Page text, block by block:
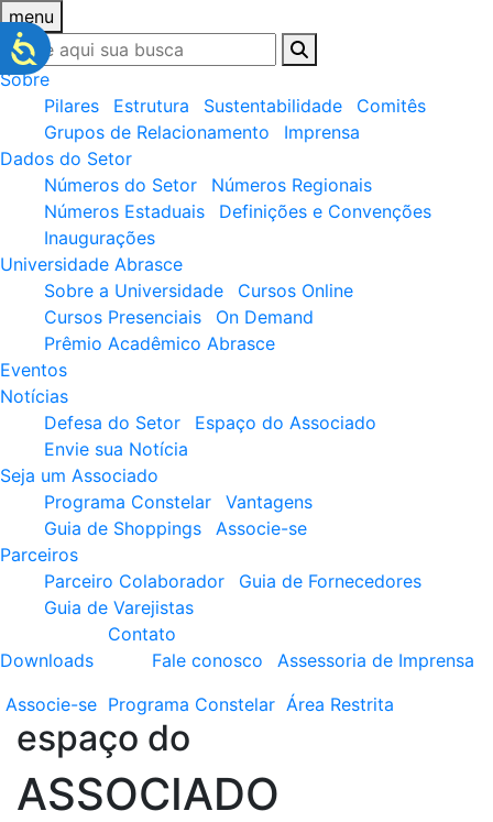
menu
Sobre
Pilares
Estrutura Sustentabilidade
Comitês
Grupos de Relacionamento
Imprensa
Dados do Setor
Números do Setor
Números Regionais
Números Estaduais
Definições e Convenções
Inaugurações
Universidade Abrasce
Sobre a Universidade
Cursos Online
Cursos Presenciais
On Demand
Prêmio Acadêmico Abrasce
Eventos
Notícias
Defesa do Setor
Espaço do Associado
Envie sua Notícia
Seja um Associado
Programa Constelar
Vantagens
Guia de Shoppings
Associe-se
Parceiros
Parceiro Colaborador
Guia de Fornecedores
Guia de Varejistas
Downloads
Contato
Fale conosco
Assessoria de Imprensa
Associe-se Programa Constelar Área Restrita
espaço do
ASSOCIADO